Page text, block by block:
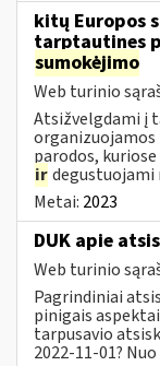
kitų Europos
tarptautines
sumokėjimo
Web turinio
Atsižvelgdami į
parodos,
irdegustuojami
Metai: 2023
DUK apie
Web turinio
Pagrindiniai
pinigais
tarpusavio
2022-11-01?